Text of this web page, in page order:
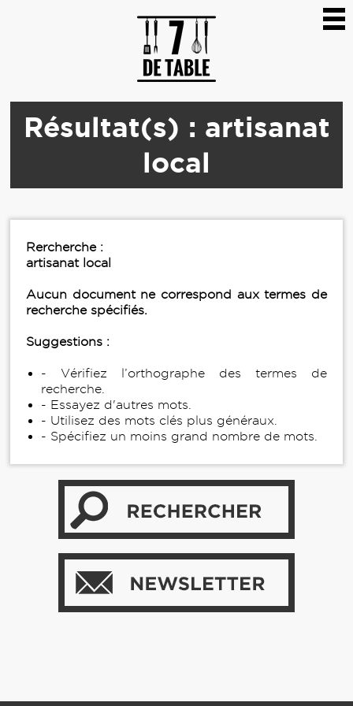
Résultat(s) : artisanat
local
Rercherche :
artisanat local
Aucun document ne correspond aux termes de
recherche spécifiés.
Suggestions :
- Vérifiez l’orthographe des termes de
recherche.
- Essayez d'autres mots.
- Utilisez des mots clés plus généraux.
- Spécifiez un moins grand nombre de mots.